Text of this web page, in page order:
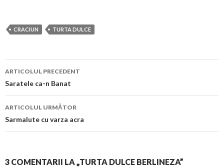
CRACIUN TURTA DULCE
Navigare
în
articol
ARTICOLUL PRECEDENT
Saratele ca-n Banat
ARTICOLUL URMĂTOR
Sarmalute cu varza acra
3 COMENTARII LA „TURTA DULCE BERLINEZA”